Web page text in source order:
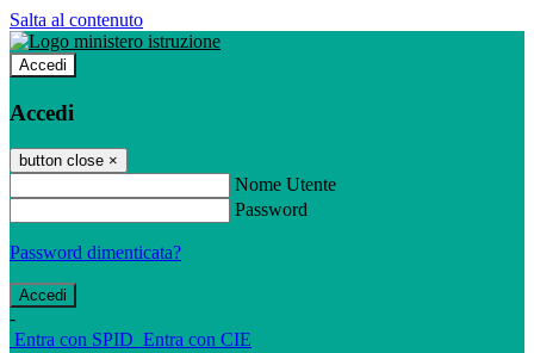
Salta al contenuto
Accedi
Accedi
button close ×
Nome Utente
Password
Password dimenticata?
-
Entra con SPID Entra con CIE